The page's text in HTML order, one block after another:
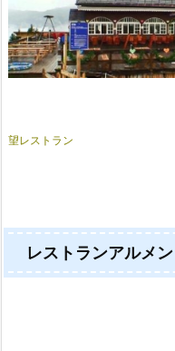
アルメントフー
望レストラン
レストランアルメ